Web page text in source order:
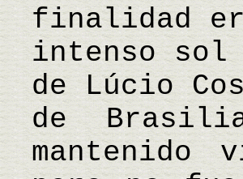
finalidad
intenso sol
de Lúcio
de
mantenido